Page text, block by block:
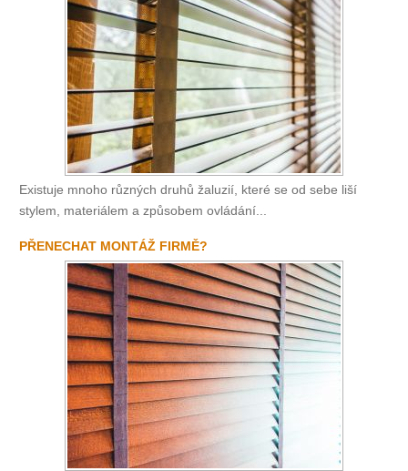
Existuje mnoho různých druhů žaluzií, které se od sebe liší
stylem, materiálem a způsobem ovládání...
PŘENECHAT MONTÁŽ FIRMĚ?